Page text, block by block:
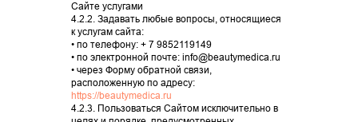
Сайте услугами
4.2.2. Задавать любые вопросы, относящиеся
к услугам сайта:
• по телефону: + 7 9852119149
• по электронной почте: info@beautymedica.ru
• через Форму обратной связи,
расположенную по адресу:
https://beautymedica.ru
4.2.3. Пользоваться Сайтом исключительно в